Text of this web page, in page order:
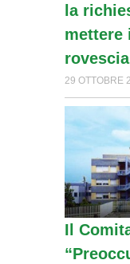
la
mettere
29 OTTOBRE
Il